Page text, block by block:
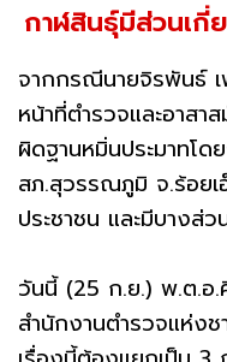
กาฬสินธุ์มีส่วนเกี่
จากกรณีนายจิรพันธ์
หน้าที่ตำรวจและอาสา
ผิดฐานหมิ่นประมาทโด
สภ.สุวรรณภูมิ จ.ร้อยเ
ประชาชน และมีบางส่ว
วันนี้ (25 ก.ย.) พ.ต.
สำนักงานตำรวจแห่ง